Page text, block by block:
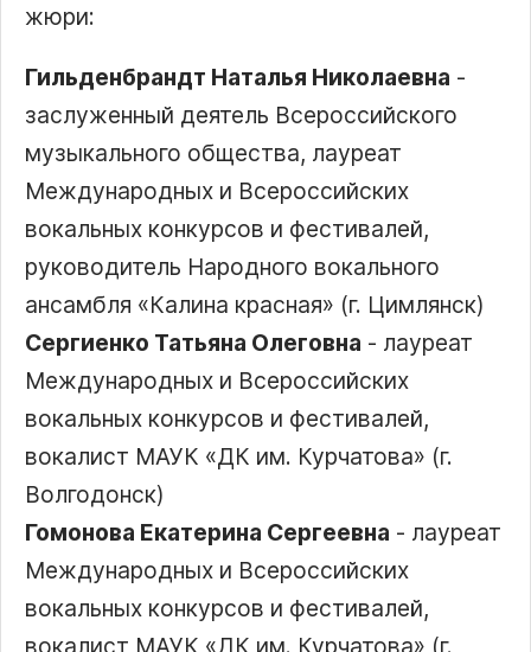
жюри:
Гильденбрандт Наталья Николаевна -
заслуженный деятель Всероссийского
музыкального общества, лауреат
Международных и Всероссийских
вокальных конкурсов и фестивалей,
руководитель Народного вокального
ансамбля
Калина красная
(г. Цимлянск)
Сергиенко Татьяна Олеговна - лауреат
Международных и Всероссийских
вокальных конкурсов и фестивалей,
вокалист МАУК
ДК им. Курчатова
(г.
Волгодонск)
Гомонова Екатерина Сергеевна - лауреат
Международных и Всероссийских
вокальных конкурсов и фестивалей,
вокалист МАУК
ДК им. Курчатова (г.